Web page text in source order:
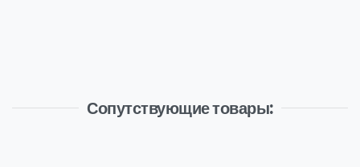
Сопутствующие товары: